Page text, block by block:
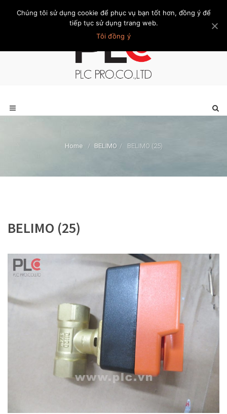
Trang chủ Giới thiệu Khách hàng Liên hệ Thành viên
Home / BELIMO / BELIMO (25)
BELIMO (25)
Chúng tôi sử dụng cookie để phục vụ bạn tốt hơn, đồng ý để
tiếp tục sử dụng trang web.
Tôi đồng ý